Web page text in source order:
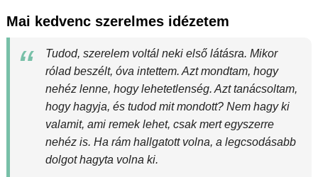
Mai kedvenc szerelmes idézetem
Tudod, szerelem voltál neki első látásra. Mikor
rólad beszélt, óva intettem. Azt mondtam, hogy
nehéz lenne, hogy lehetetlenség. Azt tanácsoltam,
hogy hagyja, és tudod mit mondott? Nem hagy ki
valamit, ami remek lehet, csak mert egyszerre
nehéz is. Ha rám hallgatott volna, a legcsodásabb
dolgot hagyta volna ki.